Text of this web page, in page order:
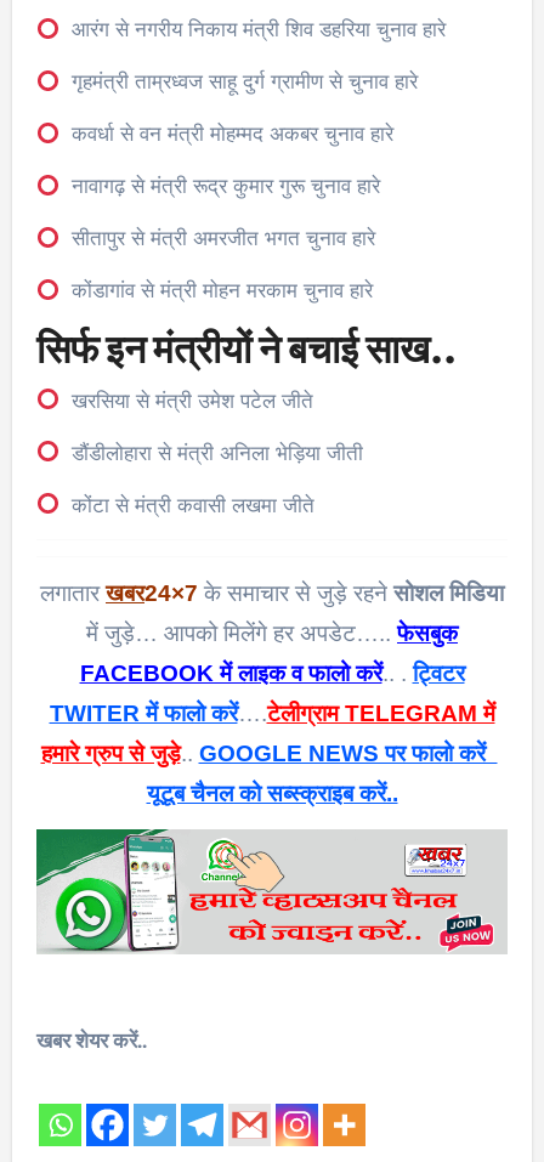
आरंग से नगरीय निकाय मंत्री शिव डहरिया चुनाव हारे
गृहमंत्री ताम्रध्वज साहू दुर्ग ग्रामीण से चुनाव हारे
कवर्धा से वन मंत्री मोहम्मद अकबर चुनाव हारे
नावागढ़ से मंत्री रूद्र कुमार गुरू चुनाव हारे
सीतापुर से मंत्री अमरजीत भगत चुनाव हारे
कोंडागांव से मंत्री मोहन मरकाम चुनाव हारे
सिर्फ इन मंत्रीयों ने बचाई साख..
खरसिया से मंत्री उमेश पटेल जीते
डौंडीलोहारा से मंत्री अनिला भेड़िया जीती
कोंटा से मंत्री कवासी लखमा जीते
लगातारखबर24×7 के समाचार से जुड़े रहनेसोशल मिडिया
में जुड़े… आपको मिलेंगे हर अपडेट…..फेसबुक
FACEBOOK में लाइक व फालो करें.. .ट्विटर
TWITER में फालो करें….टेलीग्राम TELEGRAM में
हमारे ग्रुप से जुड़े.. GOOGLE NEWS पर फालो करें
यूटूब चैनल को सब्स्क्राइब करें..
खबर शेयर करें..